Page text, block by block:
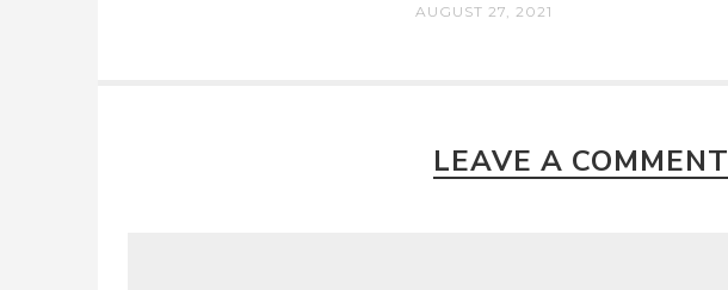
AUGUST 27, 2021
LEAVE A COMMENT